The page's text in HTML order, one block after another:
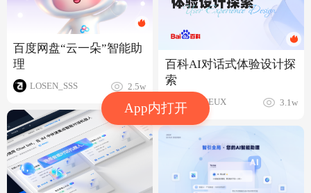
App内打开
百度网盘“云一朵”智能助
理
LOSEN_SSS 2.5w
百科AI对话式体验设计探
索
百度MEUX 3.1w